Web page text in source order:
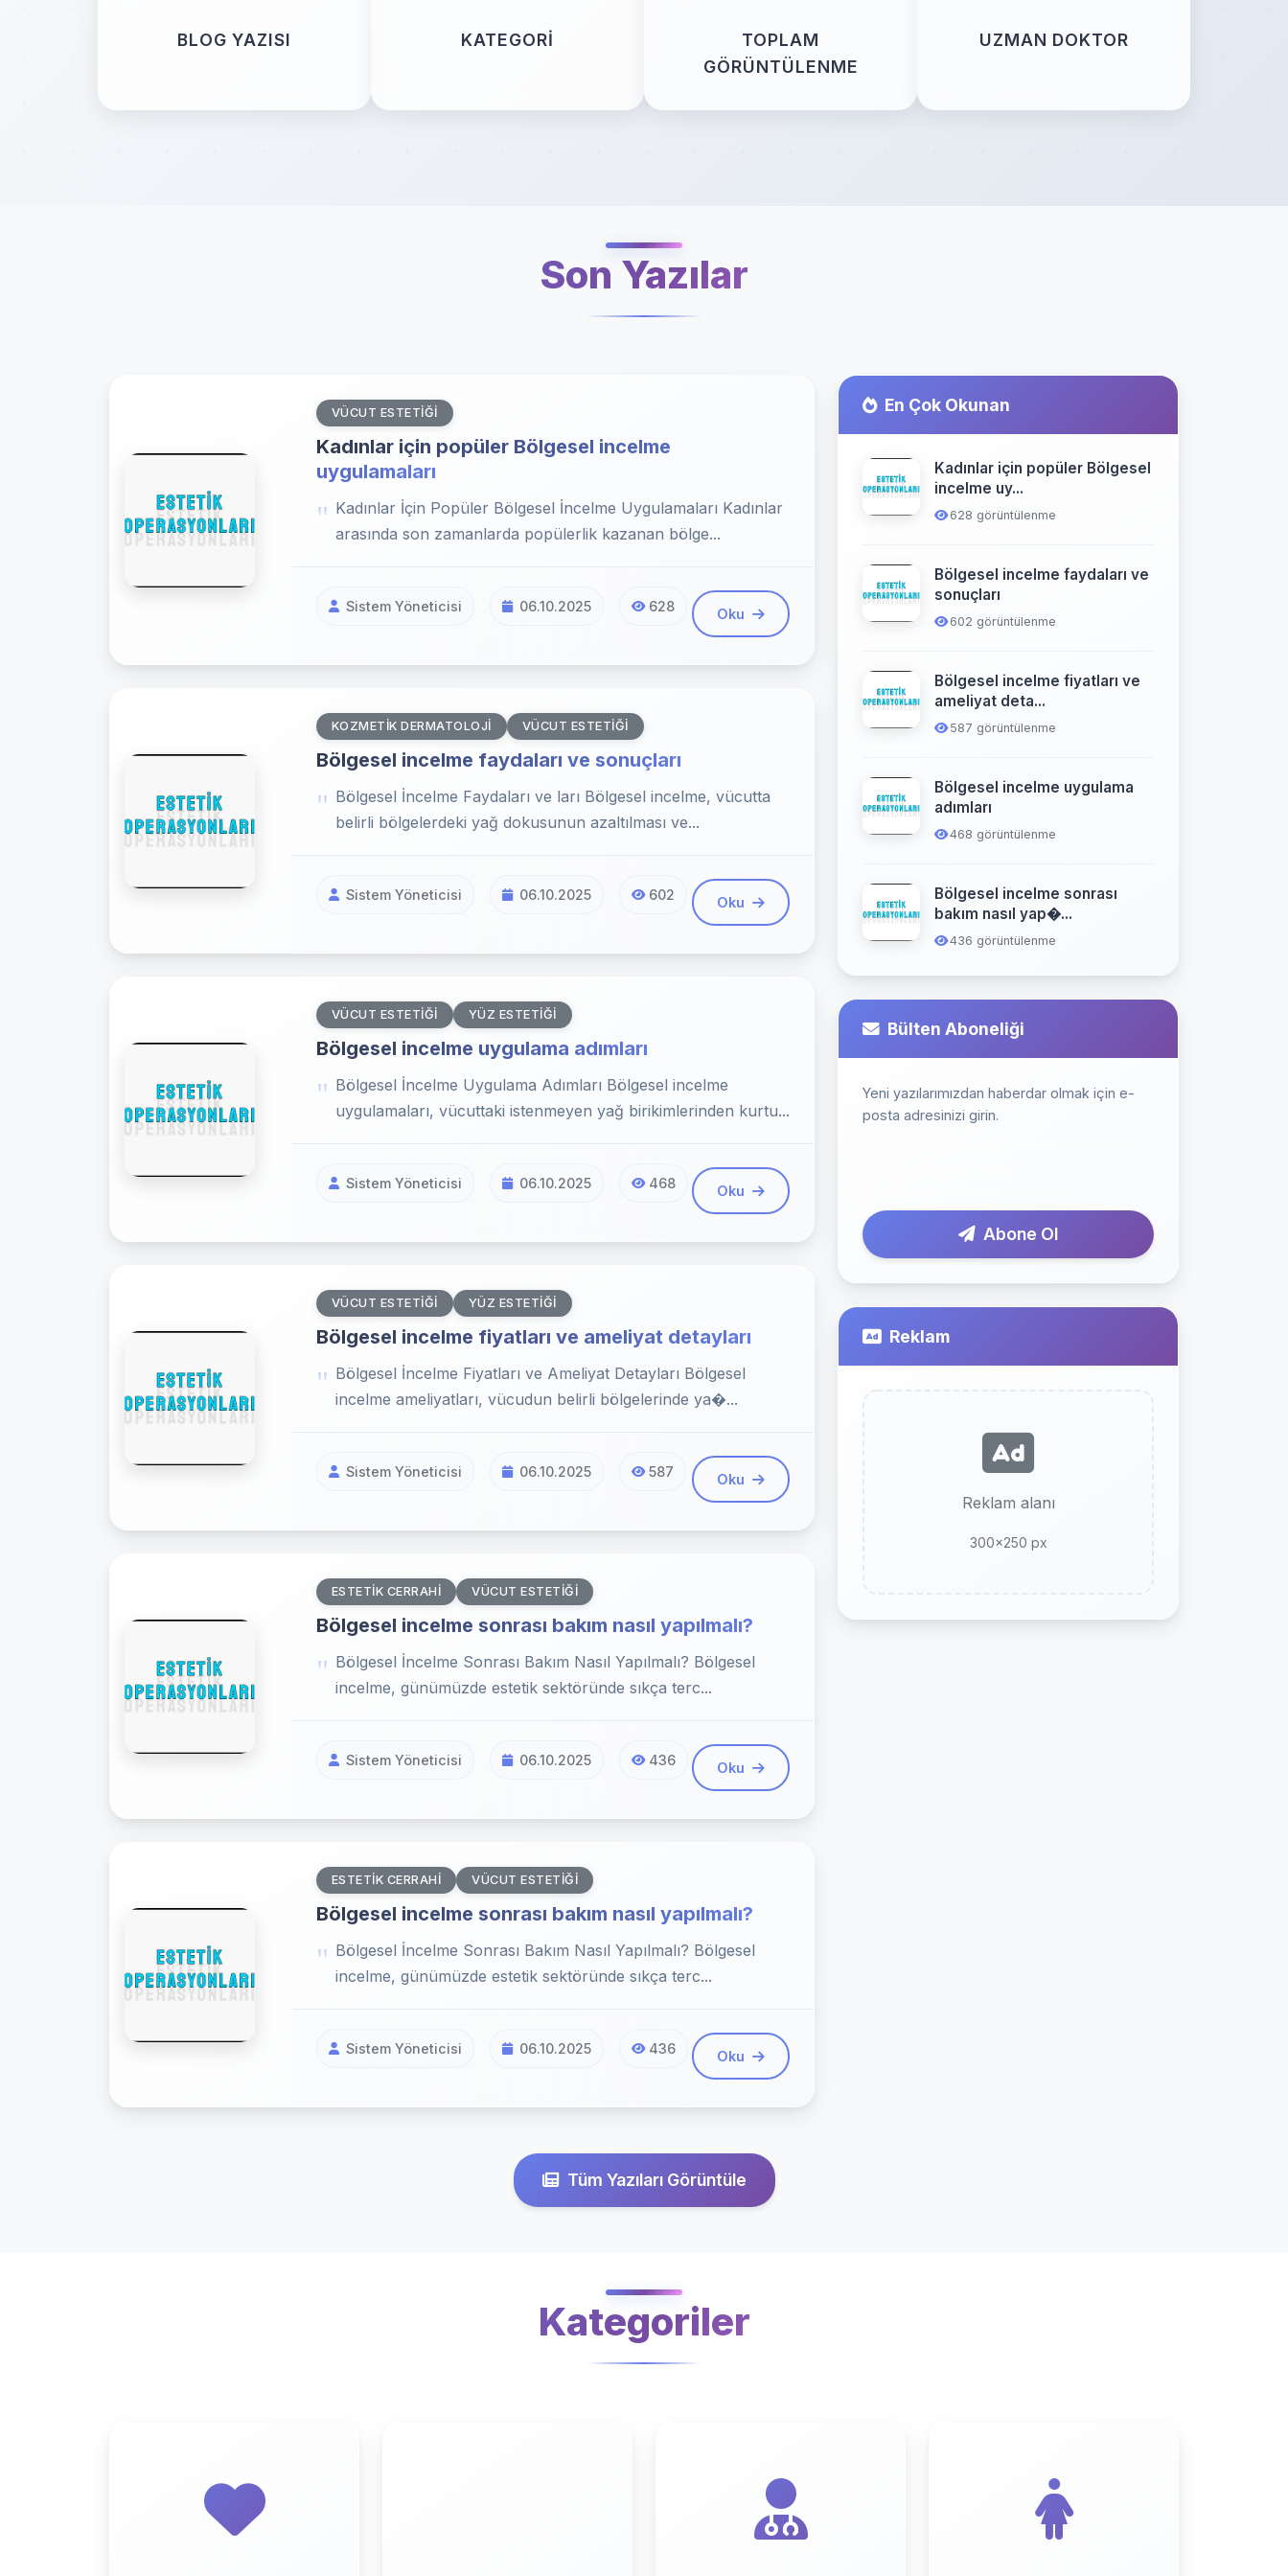
BLOG YAZISI KATEGORI
TOPLAM
GÖRÜNTÜLENME
UZMAN DOKTOR
Son Yazılar
VÜCUT ESTETIĞI
Kadınlar için popüler Bölgesel incelme
uygulamaları
Kadınlar İçin Popüler Bölgesel İncelme Uygulamaları Kadınlar
arasında son zamanlarda popülerlik kazanan bölge...
Sistem Yöneticisi 06.10.2025 628 Oku
KOZMETIK DERMATOLOJI VÜCUT ESTETIĞI
Bölgesel incelme faydaları ve sonuçları
Bölgesel İncelme Faydaları ve ları Bölgesel incelme, vücutta
belirli bölgelerdeki yağ dokusunun azaltılması ve...
Sistem Yöneticisi 06.10.2025 602 Oku
VÜCUT ESTETIĞI YÜZ ESTETIĞI
Bölgesel incelme uygulama adımları
Bölgesel İncelme Uygulama Adımları Bölgesel incelme
uygulamaları, vücuttaki istenmeyen yağ birikimlerinden kurtu...
Sistem Yöneticisi 06.10.2025 468 Oku
VÜCUT ESTETIĞI YÜZ ESTETIĞI
Bölgesel incelme fiyatları ve ameliyat detayları
Bölgesel İncelme Fiyatları ve Ameliyat Detayları Bölgesel
incelme ameliyatları, vücudun belirli bölgelerinde ya�...
Sistem Yöneticisi 06.10.2025 587 Oku
ESTETIK CERRAHI VÜCUT ESTETIĞI
Bölgesel incelme sonrası bakım nasıl yapılmalı?
Bölgesel İncelme Sonrası Bakım Nasıl Yapılmalı? Bölgesel
incelme, günümüzde estetik sektöründe sıkça terc...
Sistem Yöneticisi 06.10.2025 436 Oku
ESTETIK CERRAHI VÜCUT ESTETIĞI
Bölgesel incelme sonrası bakım nasıl yapılmalı?
Bölgesel İncelme Sonrası Bakım Nasıl Yapılmalı? Bölgesel
incelme, günümüzde estetik sektöründe sıkça terc...
Sistem Yöneticisi 06.10.2025 436 Oku
En Çok Okunan
Kadınlar için popüler Bölgesel
incelme uy...
628 görüntülenme
Bölgesel incelme faydaları ve
sonuçları
602 görüntülenme
Bölgesel incelme fiyatları ve
ameliyat deta...
587 görüntülenme
Bölgesel incelme uygulama
adımları
468 görüntülenme
Bölgesel incelme sonrası
bakım nasıl yap�...
436 görüntülenme
Bülten Aboneliği
Yeni yazılarımızdan haberdar olmak için e-
posta adresinizi girin.
Abone Ol
Reklam
Reklam alanı
300x250 px
Tüm Yazıları Görüntüle
Kategoriler